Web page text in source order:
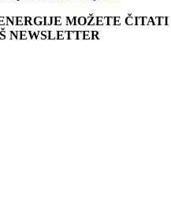
MOŽETE ČITATI
NEWSLETTER